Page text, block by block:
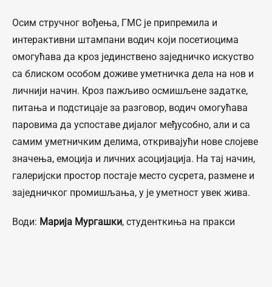
Осим стручног вођења, ГМС је припремила и
интерактивни штампани водич који посетиоцима
омогућава да кроз јединствено заједничко искуство
са блиском особом доживе уметничка дела на нов и
личнији начин. Кроз пажљиво осмишљене задатке,
питања и подстицаје за разговор, водич омогућава
паровима да успоставе дијалог међусобно, али и са
самим уметничким делима, откривајући нове слојеве
значења, емоција и личних асоцијација. На тај начин,
галеријски простор постаје место сусрета, размене и
заједничког промишљања, у је уметност увек жива.
Води: Марија Мургашки, студенткиња на пракси